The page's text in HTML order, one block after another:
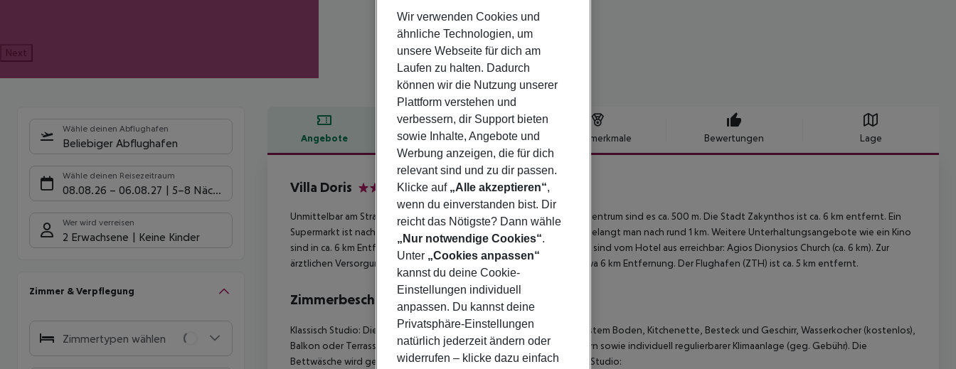
Next
Wähle deinen Abflughafen
Beliebiger Abflughafen
Wähle deinen Reisezeitraum
08.08.26 – 06.08.27 5-8 Nächte
Wer wird verreisen
2 Erwachsene Keine Kinder
Zimmer & Verpflegung
Zimmertypen wählen
Angebote Hotelbeschreibung Hotelmerkmale Bewertungen Lage
Hotelbeschreibung
Villa Doris
Unmittelbar am Strand liegt das Hotel Villa Doris. Zum touristischen Zentrum sind es ca. 500 m. Die Stadt Zakynthos ist ca. 6 km entfernt. Ein
Supermarkt ist nach ca. 400 m zu erreichen. Zur nächsten Diskothek gelangt man nach rund 1 km. Weitere Unterhaltungsangebote wie ein Kino
sind in ca. 6 km Entfernung zu finden. Folgende Sehenswürdigkeiten sind vom Hotel aus erreichbar: Agios Dionysios Church (ca. 6 km). Zur
ärztlichen Versorgung im Notfall befindet sich ein Krankenhaus in etwa 6 km Entfernung. Der Flughafen (ZTH) ist ca. 5 km entfernt.
Zimmerbeschreibung
Klassisch Studio: Die Zimmer sind ausgestattet mit Einzelbett, gefliestem Boden, Kitchenette, Besteck und Geschirr, Wasserkocher (kostenlos),
Balkon oder Terrasse, Internet (kostenlos) und TV mit lokalen Sendern sowie individuell regulierbarer Klimaanlage (geg. Gebühr). Die
Bettwäsche wird gewechselt. Größe: 25 m². Klassisch Studio: Klassisch Studio:
Wir verwenden Cookies und
ähnliche Technologien, um
unsere Webseite für dich am
Laufen zu halten. Dadurch
können wir die Nutzung unserer
Plattform verstehen und
verbessern, dir Support bieten
sowie Inhalte, Angebote und
Werbung anzeigen, die für dich
relevant sind und zu dir passen.
Klicke auf „Alle akzeptieren“,
wenn du einverstanden bist. Dir
reicht das Nötigste? Dann wähle
„Nur notwendige Cookies“.
Unter „Cookies anpassen“
kannst du deine Cookie-
Einstellungen individuell
anpassen. Du kannst deine
Privatsphäre-Einstellungen
natürlich jederzeit ändern oder
widerrufen – klicke dazu einfach